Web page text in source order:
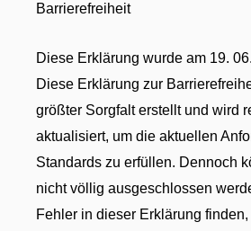
Barrierefreiheit
Diese Erklärung wurde am 19.
Diese Erklärung zur
größter Sorgfalt erstellt und wird
aktualisiert, um die aktuellen
Standards zu erfüllen. Dennoch
nicht völlig ausgeschlossen
Fehler in dieser Erklärung